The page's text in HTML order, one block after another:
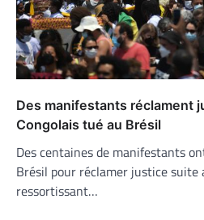
Des manifestants réclament
Congolais tué au Brésil
Des centaines de manifestants
Brésil pour réclamer justice suite
ressortissant…